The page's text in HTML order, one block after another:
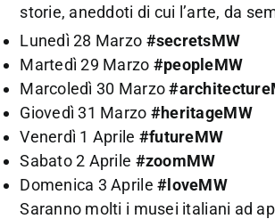
storie, aneddoti di cui l’arte, da
Lunedì 28 Marzo #secretsMW
Martedì 29 Marzo #peopleMW
Marcoledì 30 Marzo
Giovedì 31 Marzo #heritageMW
Venerdì 1 Aprile #futureMW
Sabato 2 Aprile #zoomMW
Domenica 3 Aprile#loveMW
Saranno molti i musei italiani ad